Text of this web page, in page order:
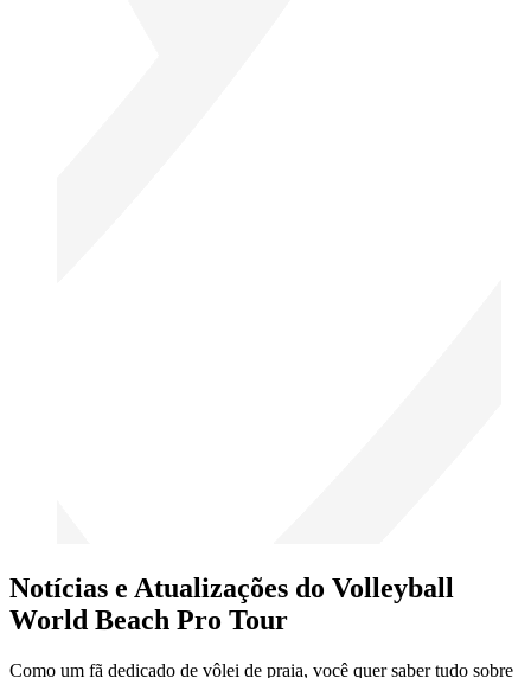
Notícias e Atualizações do Volleyball
World Beach Pro Tour
Como um fã dedicado de vôlei de praia, você quer saber tudo sobre